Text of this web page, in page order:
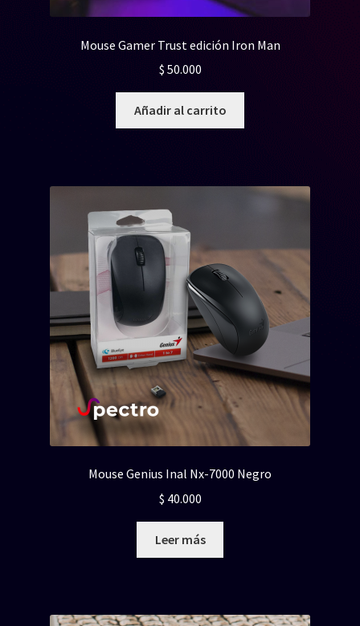
Mouse Gamer Trust edición Iron Man
$ 50.000
Añadir al carrito
Mouse Genius Inal Nx-7000 Negro
$ 40.000
Leer más